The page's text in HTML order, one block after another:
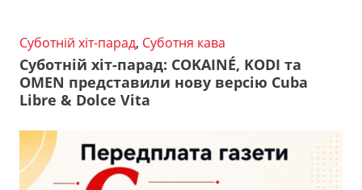
Суботній хіт-парад, Суботня кава
Суботній хіт-парад: COKAINÉ, KODI та
OMEN представили нову версію Cuba
Libre & Dolce Vita